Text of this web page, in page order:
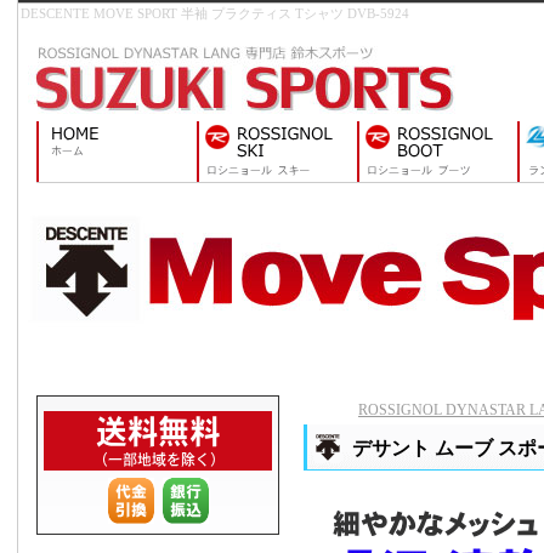
DESCENTE MOVE SPORT 半袖 プラクティス Tシャツ DVB-5924
ROSSIGNOL DYNASTAR
デサント ムーブ ス